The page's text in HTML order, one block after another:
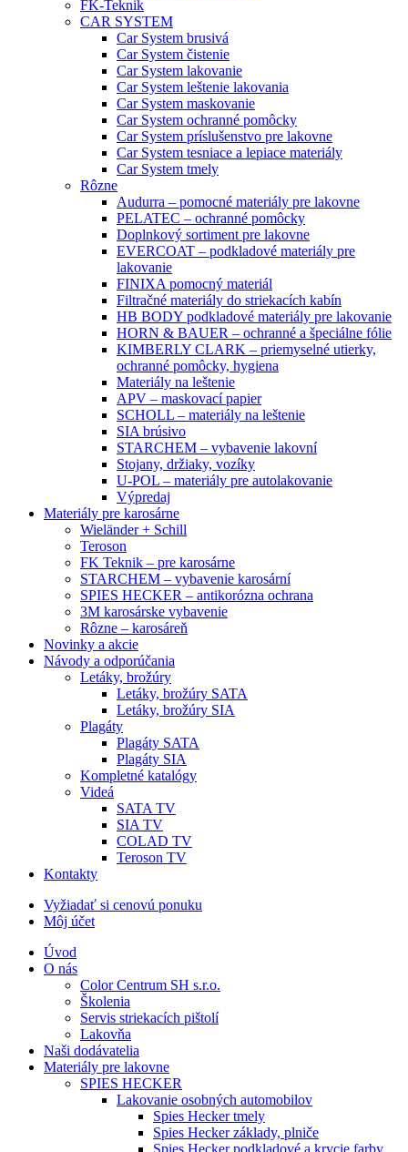
FK-Teknik
CAR SYSTEM
Car System brusivá
Car System čistenie
Car System lakovanie
Car System leštenie lakovania
Car System maskovanie
Car System ochranné pomôcky
Car System príslušenstvo pre lakovne
Car System tesniace a lepiace materiály
Car System tmely
Rôzne
Audurra – pomocné materiály pre lakovne
PELATEC – ochranné pomôcky
Doplnkový sortiment pre lakovne
EVERCOAT – podkladové materiály pre
lakovanie
FINIXA pomocný materiál
Filtračné materiály do striekacích kabín
HB BODY podkladové materiály pre lakovanie
HORN & BAUER – ochranné a špeciálne fólie
KIMBERLY CLARK – priemyselné utierky,
ochranné pomôcky, hygiena
Materiály na leštenie
APV – maskovací papier
SCHOLL – materiály na leštenie
SIA brúsivo
STARCHEM – vybavenie lakovní
Stojany, držiaky, vozíky
U-POL – materiály pre autolakovanie
Výpredaj
Materiály pre karosárne
Wieländer + Schill
Teroson
FK Teknik – pre karosárne
STARCHEM – vybavenie karosární
SPIES HECKER – antikorózna ochrana
3M karosárske vybavenie
Rôzne – karosáreň
Novinky a akcie
Návody a odporúčania
Letáky, brožúry
Letáky, brožúry SATA
Letáky, brožúry SIA
Plagáty
Plagáty SATA
Plagáty SIA
Kompletné katalógy
Videá
SATA TV
SIA TV
COLAD TV
Teroson TV
Kontakty
Vyžiadať si cenovú ponuku
Môj účet
Úvod
O nás
Color Centrum SH s.r.o.
Školenia
Servis striekacích pištolí
Lakovňa
Naši dodávatelia
Materiály pre lakovne
SPIES HECKER
Lakovanie osobných automobilov
Spies Hecker tmely
Spies Hecker základy, plniče
Spies Hecker podkladové a krycie farby